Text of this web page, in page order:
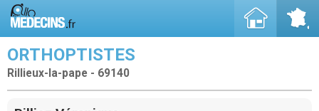
ORTHOPTISTES
Rillieux-la-pape - 69140